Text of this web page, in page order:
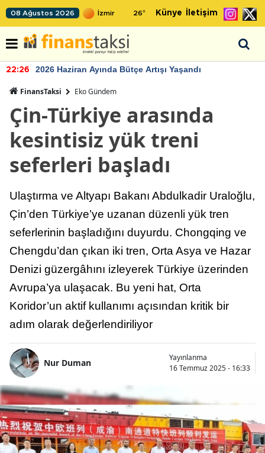
08 Ağustos 2026 26° Künye İletişim
22:26 2026 Haziran Ayında Bütçe Artışı Yaşandı
FinansTaksi Eko Gündem
Çin-Türkiye arasında
kesintisiz yük treni
seferleri başladı
Ulaştırma ve Altyapı Bakanı Abdulkadir Uraloğlu,
Çin’den Türkiye’ye uzanan düzenli yük tren
seferlerinin başladığını duyurdu. Chongqing ve
Chengdu’dan çıkan iki tren, Orta Asya ve Hazar
Denizi güzergâhını izleyerek Türkiye üzerinden
Avrupa’ya ulaşacak. Bu yeni hat, Orta
Koridor’un aktif kullanımı açısından kritik bir
adım olarak değerlendiriliyor
Nur Duman
Yayınlanma
16 Temmuz 2025 - 16:33